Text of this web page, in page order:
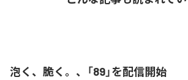
泡く、脆く。、「89」を配信開始